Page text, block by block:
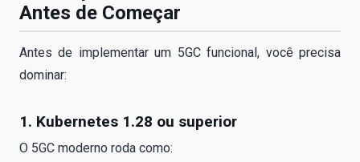
Antes de Começar
Antes de implementar um 5GC funcional, você precisa
dominar:
1. Kubernetes 1.28 ou superior
O 5GC moderno roda como: